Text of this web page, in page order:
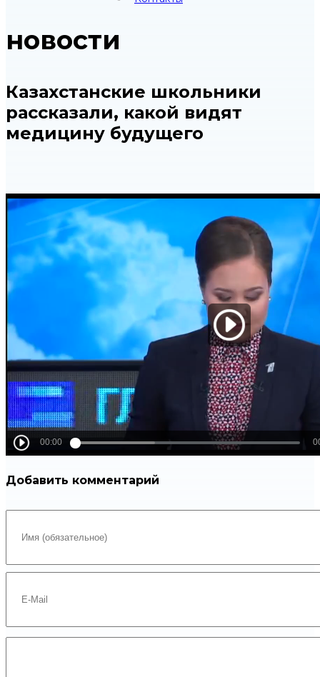
новости
Казахстанские школьники
рассказали, какой видят
медицину будущего
Добавить комментарий